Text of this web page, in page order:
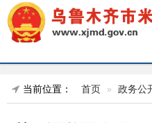
当前位置： 首页 政务公